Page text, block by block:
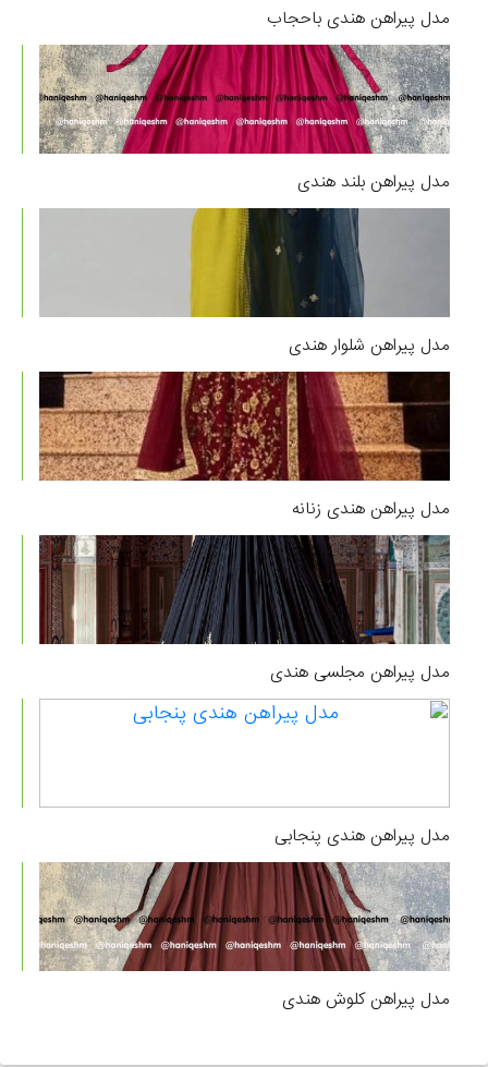
مدل پیراهن هندی باحجاب
مدل پیراهن بلند هندی
مدل پیراهن شلوار هندی
مدل پیراهن هندی زنانه
مدل پیراهن مجلسی هندی
مدل پیراهن هندی پنجابی
مدل پیراهن کلوش هندی